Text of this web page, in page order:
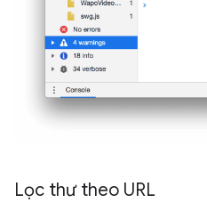
Lọc thư theo URL